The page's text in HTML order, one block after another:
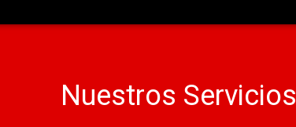
Nuestros Servicios